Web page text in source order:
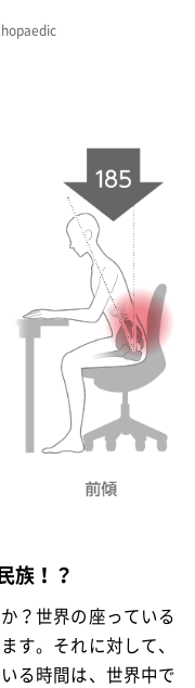
族！？
？世界の座っている
す。それに対して、
る時間は、世界中で